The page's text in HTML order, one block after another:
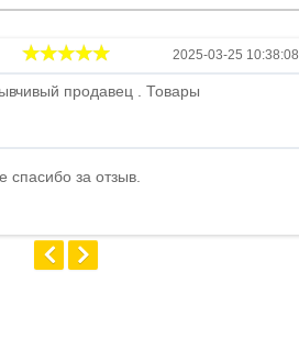
2025-03-25 10:38:08
продавец . Товары
за отзыв.